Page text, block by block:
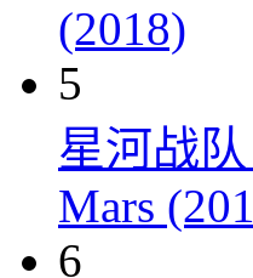
(2018)
5
星河战
Mars
6